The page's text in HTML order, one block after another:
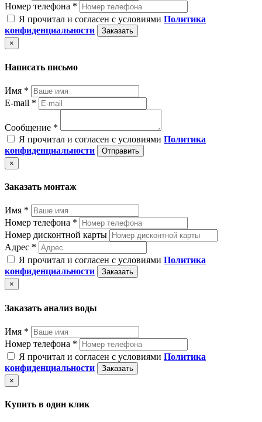
Номер телефона *
Я прочитал и согласен с условиями Политика
конфиденциальности
Заказать
×
Написать письмо
Имя *
E-mail *
Сообщение *
Я прочитал и согласен с условиями Политика
конфиденциальности
Отправить
×
Заказать монтаж
Имя *
Номер телефона *
Номер дисконтной карты
Адрес *
Я прочитал и согласен с условиями Политика
конфиденциальности
Заказать
×
Заказать анализ воды
Имя *
Номер телефона *
Я прочитал и согласен с условиями Политика
конфиденциальности
Заказать
×
Купить в один клик